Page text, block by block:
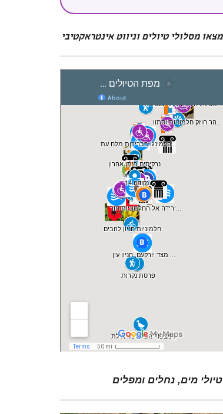
מצאו מסלולי טיולים וניווט אינטראקטיבי
טיולי מים, נחלים ומפלים